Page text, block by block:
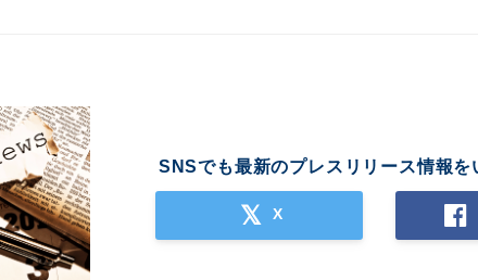
SNSでも最新のプレスリリース情報を
X